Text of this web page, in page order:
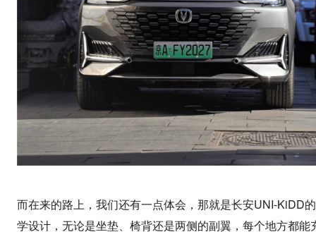
而在来的路上，我们还有一点体会，那就是长安UNI-KiDD
学设计，无论是坐垫、椅背还是两侧的副翼，每个地方都